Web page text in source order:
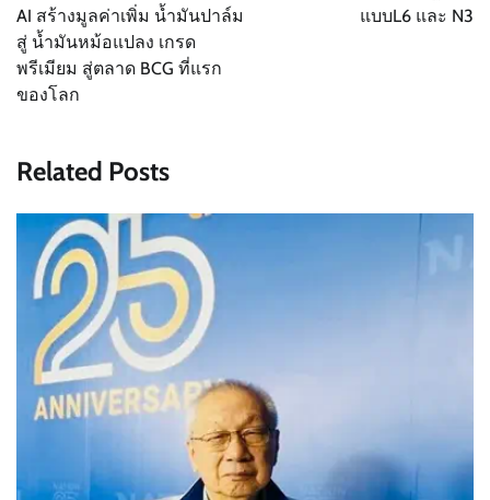
AI สร้างมูลค่าเพิ่ม น้ำมันปาล์ม
สู่ น้ำมันหม้อแปลง เกรด
พรีเมียม สู่ตลาด BCG ที่แรก
ของโลก
แบบL6 และ N3
Related Posts